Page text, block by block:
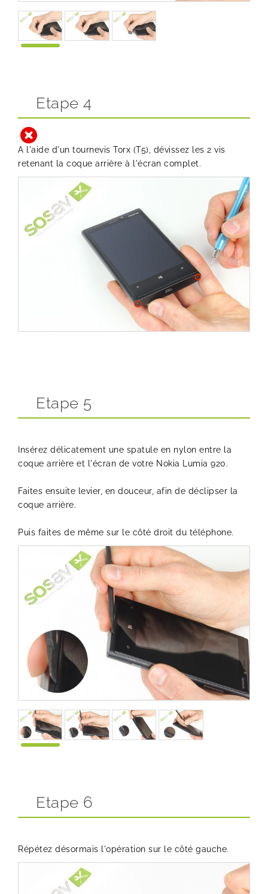
Etape 4
A l'aide d'un tournevis Torx (T5), dévissez les 2 vis
retenant la coque arrière à l'écran complet.
Etape 5
Insérez délicatement une spatule en nylon entre la
coque arrière et l'écran de votre Nokia Lumia 920.
Faites ensuite levier, en douceur, afin de déclipser la
coque arrière.
Puis faites de même sur le côté droit du téléphone.
Etape 6
Répétez désormais l'opération sur le côté gauche.